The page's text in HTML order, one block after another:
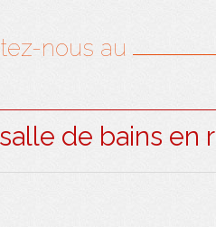
nous au
de bains en